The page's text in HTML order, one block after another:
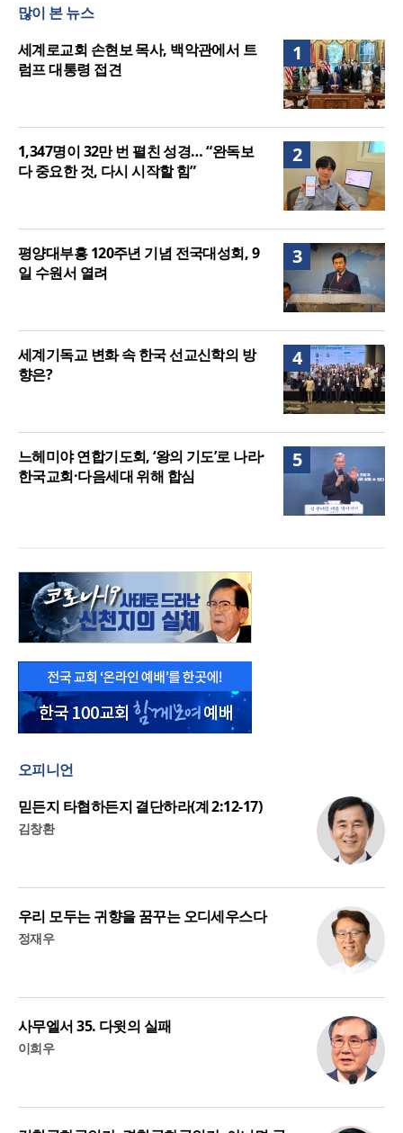
느헤미야 연합기도회, ‘왕의 기도’로 나라·한국교회·다
세기총 “자유를 지키며 하나 된 희망의 미래를 향하
여”
많이 본 뉴스
1
세계로교회 손현보 목사, 백악관에서 트
럼프 대통령 접견
2
1,347명이 32만 번 펼친 성경… “완독보
다 중요한 것, 다시 시작할 힘”
3
평양대부흥 120주년 기념 전국대성회, 9
일 수원서 열려
4
세계기독교 변화 속 한국 선교신학의 방
향은?
5
느헤미야 연합기도회, ‘왕의 기도’로 나라·
한국교회·다음세대 위해 합심
오피니언
믿든지 타협하든지 결단하라(계 2:12-17)
김창환
우리 모두는 귀향을 꿈꾸는 오디세우스다
정재우
사무엘서 35. 다윗의 실패
이희우